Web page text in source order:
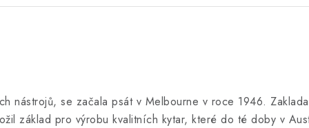
nástrojů, se začala psát v Melbourne v roce 1946.
základ pro výrobu kvalitních kytar, které do té doby v